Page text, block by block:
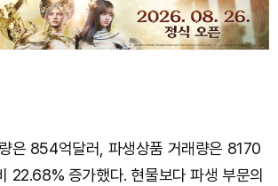
은 854억달러, 파생상품 거래량은 8170
22.68% 증가했다. 현물보다 파생 부문의